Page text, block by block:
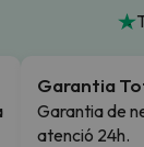
Garantia
Garantia de
atenció 24h.